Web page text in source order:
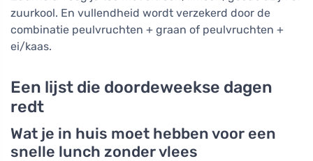
zuurkool. En vullendheid wordt verzekerd door de
combinatie peulvruchten + graan of peulvruchten +
ei/kaas.
Een lijst die doordeweekse dagen
redt
Wat je in huis moet hebben voor een
snelle lunch zonder vlees